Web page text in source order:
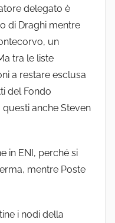
delegato è
di Draghi mentre
un
tra le liste
a restare esclusa
del Fondo
anche Steven
in ENI, perché si
mentre Poste
i nodi della